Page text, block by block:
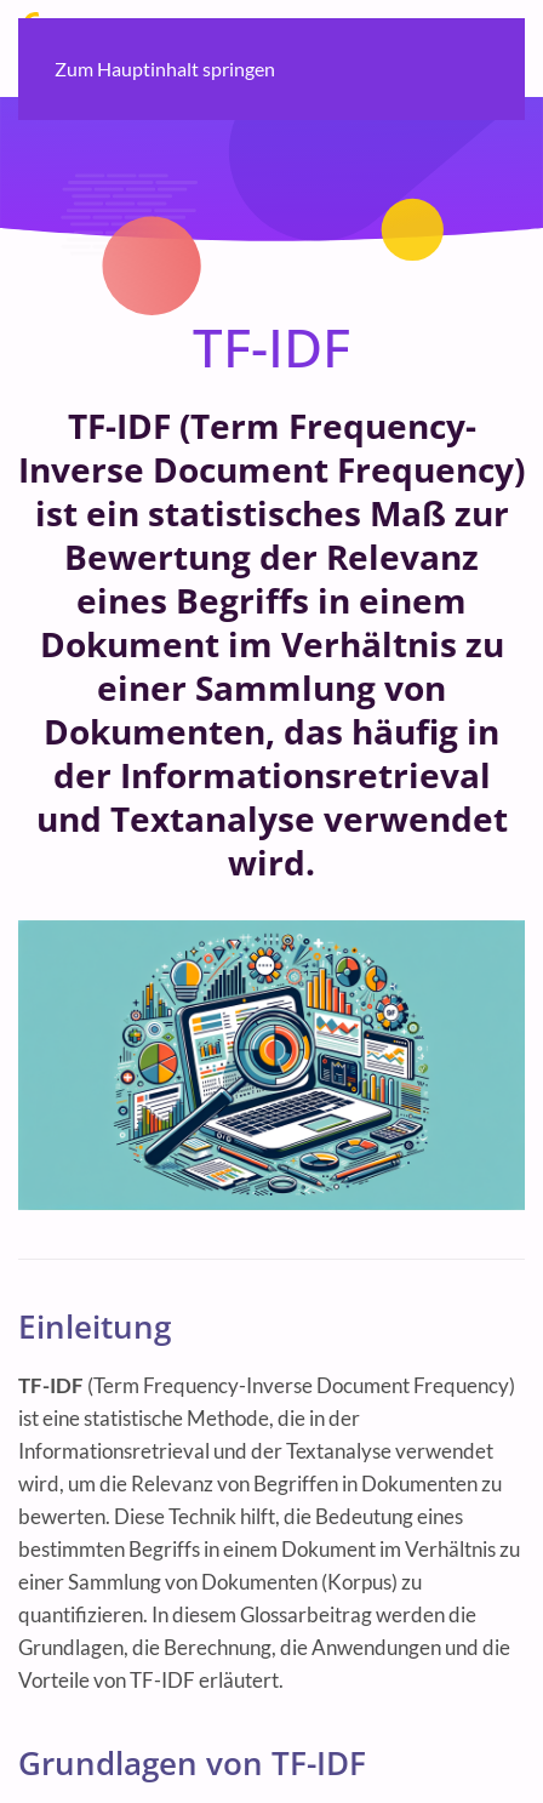
Zum Hauptinhalt springen
TF-IDF
TF-IDF (Term Frequency-
Inverse Document Frequency)
ist ein statistisches Maß zur
Bewertung der Relevanz
eines Begriffs in einem
Dokument im Verhältnis zu
einer Sammlung von
Dokumenten, das häufig in
der Informationsretrieval
und Textanalyse verwendet
wird.
Einleitung
TF-IDF (Term Frequency-Inverse Document Frequency)
ist eine statistische Methode, die in der
Informationsretrieval und der Textanalyse verwendet
wird, um die Relevanz von Begriffen in Dokumenten zu
bewerten. Diese Technik hilft, die Bedeutung eines
bestimmten Begriffs in einem Dokument im Verhältnis zu
einer Sammlung von Dokumenten (Korpus) zu
quantifizieren. In diesem Glossarbeitrag werden die
Grundlagen, die Berechnung, die Anwendungen und die
Vorteile von TF-IDF erläutert.
Grundlagen von TF-IDF